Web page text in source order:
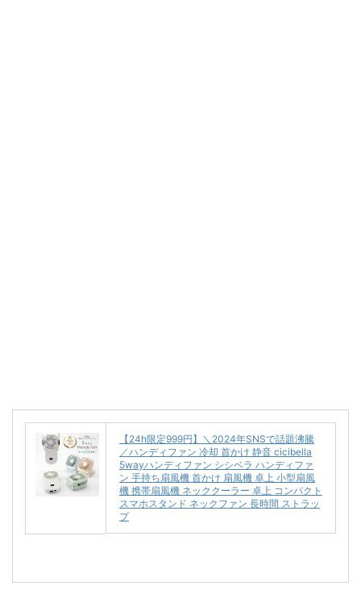
【24h限定999円】＼2024年SNSで話題沸騰
／ハンディファン 冷却 首かけ 静音 cicibella
5wayハンディファン シシベラ ハンディファ
ン 手持ち扇風機 首かけ 扇風機 卓上 小型扇風
機 携帯扇風機 ネッククーラー 卓上 コンパクト
スマホスタンド ネックファン 長時間 ストラッ
プ